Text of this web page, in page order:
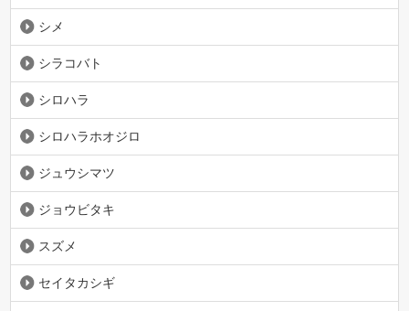
シメ
シラコバト
シロハラ
シロハラホオジロ
ジュウシマツ
ジョウビタキ
スズメ
セイタカシギ